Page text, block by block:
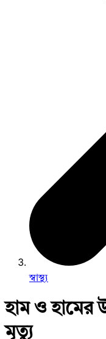
স্বাস্থ্য
হাম ও
মৃত্যু